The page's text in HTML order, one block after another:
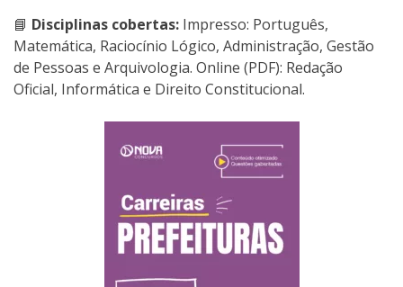
📘 Disciplinas cobertas: Impresso: Português,
Matemática, Raciocínio Lógico, Administração, Gestão
de Pessoas e Arquivologia. Online (PDF): Redação
Oficial, Informática e Direito Constitucional.